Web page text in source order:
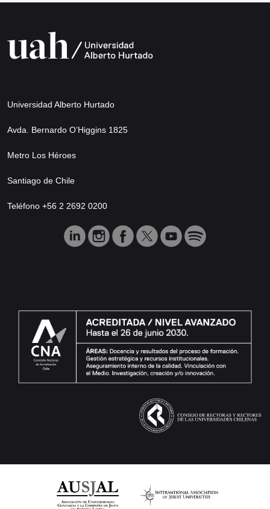
Universidad Alberto Hurtado
Avda. Bernardo O’Higgins 1825
Metro Los Héroes
Santiago de Chile
Teléfono +56 2 2692 0200